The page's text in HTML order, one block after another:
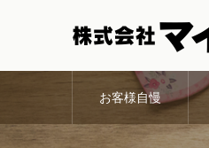
お客様自慢